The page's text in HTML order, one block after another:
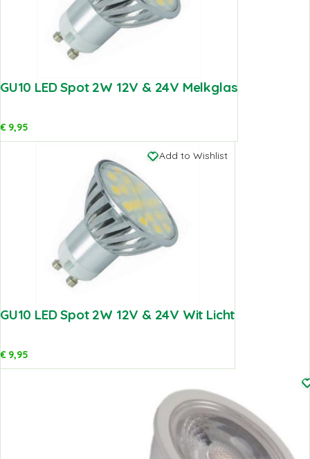
GU10 LED Spot 2W 12V & 24V Melkglas
€9,95
Add to Wishlist
GU10 LED Spot 2W 12V & 24V Wit Licht
€9,95